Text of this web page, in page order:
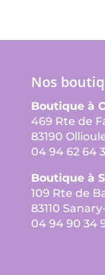
Nos
Boutique à
469 Rte de
83190
04 94 62 64
Boutique à
109 Rte de
83110
04 94 90 34